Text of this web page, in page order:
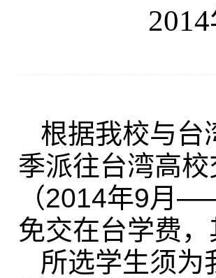
根据我校与台
季派往台湾高
（2014年9月
免交在台学费
所选学生须为